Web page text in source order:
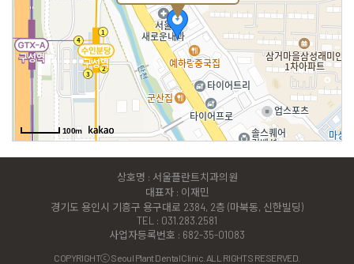
100m
상호명 : 서울플란트치과의원
대표자 : 이재민
경기도 용인시 기흥구 용구대로 2384, 2층 (마북동, 신한빌딩)
TEL : 031.283.2581
사업자등록번호 : 682-35-01083
COPYRIGHTⓒ Seoul Plant Dental Clinic. ALL RIGHTS RESERVED.